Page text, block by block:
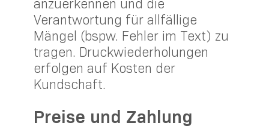
anzuerkennen und die
Verantwortung für allfällige
Mängel (bspw. Fehler im Text) zu
tragen. Druckwiederholungen
erfolgen auf Kosten der
Kundschaft.
Preise und Zahlung